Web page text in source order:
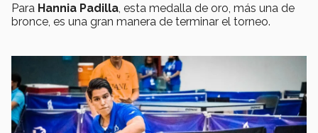
Para Hannia Padilla , esta medalla de oro, más una de
bronce, es una gran manera de terminar el torneo.